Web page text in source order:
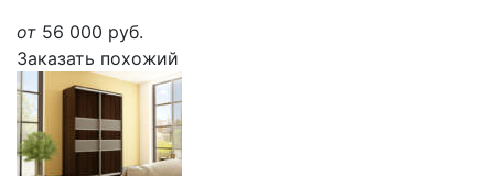
от 56 000 руб.
Заказать похожий